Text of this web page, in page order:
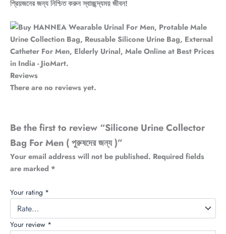
প্রিয়জনের জন্য নিশ্চিত করুন স্বাচ্ছন্দ্যময় জীবন!
Reviews
There are no reviews yet.
Be the first to review “Silicone Urine Collector
Bag For Men ( পুরুষদের জন্য )”
Your email address will not be published. Required fields
are marked *
Your rating *
Your review *